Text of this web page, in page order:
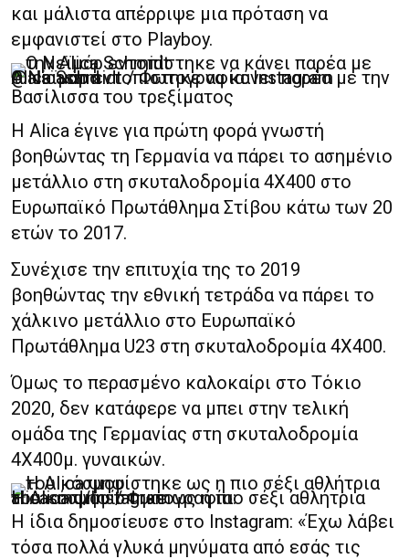
και μάλιστα απέρριψε μια πρόταση να
εμφανιστεί στο Playboy.
Ο Νεϊμάρ εντοπίστηκε να κάνει παρέα με την Alica Schmidt / Φωτογραφία: Instagram @alicasmd
Βασίλισσα του τρεξίματος
Η Alica έγινε για πρώτη φορά γνωστή
βοηθώντας τη Γερμανία να πάρει το ασημένιο
μετάλλιο στη σκυταλοδρομία 4Χ400 στο
Ευρωπαϊκό Πρωτάθλημα Στίβου κάτω των 20
ετών το 2017.
Συνέχισε την επιτυχία της το 2019
βοηθώντας την εθνική τετράδα να πάρει το
χάλκινο μετάλλιο στο Ευρωπαϊκό
Πρωτάθλημα U23 στη σκυταλοδρομία 4Χ400.
Όμως το περασμένο καλοκαίρι στο Τόκιο
2020, δεν κατάφερε να μπει στην τελική
ομάδα της Γερμανίας στη σκυταλοδρομία
4Χ400μ. γυναικών.
Η Alica ψηφίστηκε ως η πιο σέξι αθλήτρια του κόσμου / Φωτογραφία: alicasmd/Instagram
Η ίδια δημοσίευσε στο Instagram: «Έχω λάβει
τόσα πολλά γλυκά μηνύματα από εσάς τις